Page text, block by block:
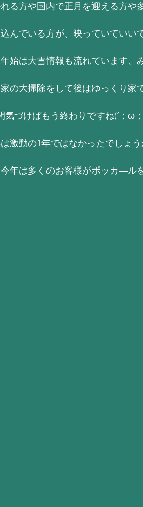
る方や国内で正月を迎える方や
んでいる方が、映っていていい
始は大雪情報も流れています、
の大掃除をして後はゆっくり家
気づけばもう終わりですね(´；ω
激動の1年ではなかったでしょう
年は多くのお客様がポッカ―ル